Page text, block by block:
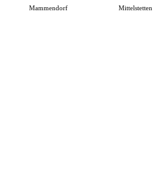
Mammendorf Mittelstetten